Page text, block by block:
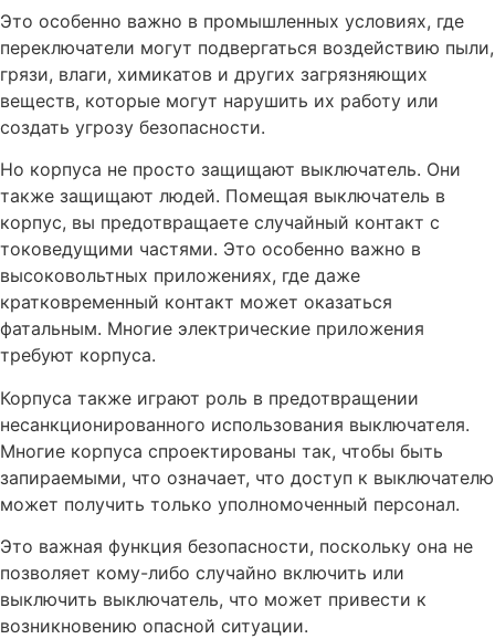
Это особенно важно в промышленных условиях, где
переключатели могут подвергаться воздействию пыли,
грязи, влаги, химикатов и других загрязняющих
веществ, которые могут нарушить их работу или
создать угрозу безопасности.
Но корпуса не просто защищают выключатель. Они
также защищают людей. Помещая выключатель в
корпус, вы предотвращаете случайный контакт с
токоведущими частями. Это особенно важно в
высоковольтных приложениях, где даже
кратковременный контакт может оказаться
фатальным. Многие электрические приложения
требуют корпуса.
Корпуса также играют роль в предотвращении
несанкционированного использования выключателя.
Многие корпуса спроектированы так, чтобы быть
запираемыми, что означает, что доступ к выключателю
может получить только уполномоченный персонал.
Это важная функция безопасности, поскольку она не
позволяет кому-либо случайно включить или
выключить выключатель, что может привести к
возникновению опасной ситуации.